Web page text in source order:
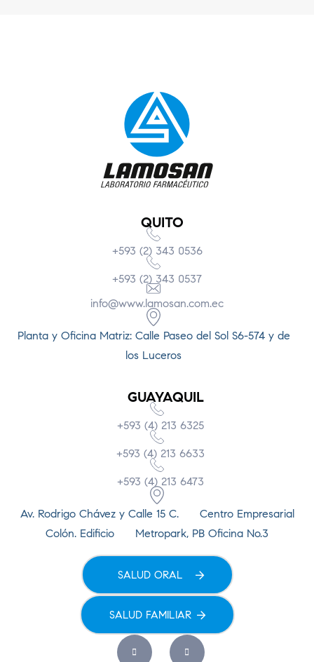
QUITO
+593 (2) 343 0536
+593 (2) 343 0537
info@www.lamosan.com.ec
Planta y Oficina Matriz: Calle Paseo del Sol S6-574 y de
los Luceros
GUAYAQUIL
+593 (4) 213 6325
+593 (4) 213 6633
+593 (4) 213 6473
Av. Rodrigo Chávez y Calle 15 C. Centro Empresarial
Colón. Edificio Metropark, PB Oficina No.3
SALUD ORAL
SALUD FAMILIAR